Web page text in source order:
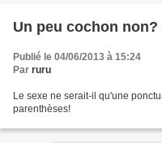
Un peu cochon non?
Publié le 04/06/2013 à 15:24
Par ruru
Le sexe ne serait-il qu'une
parenthèses!